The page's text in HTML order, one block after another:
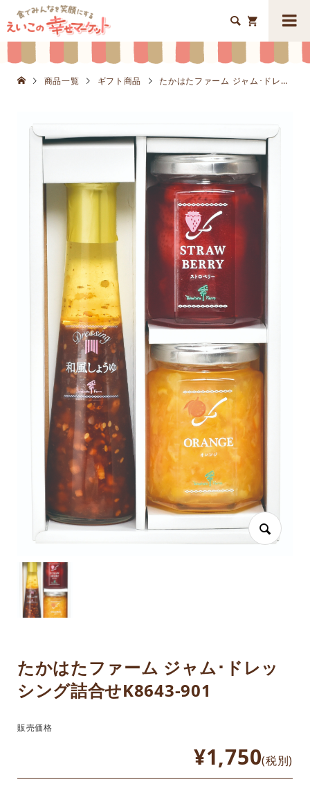


商品一覧 ギフト商品 たかはたファーム ジャム･ドレッシング詰合せK8643-901
たかはたファーム ジャム･ドレッ
シング詰合せK8643-901
販売価格
¥1,750(税別)